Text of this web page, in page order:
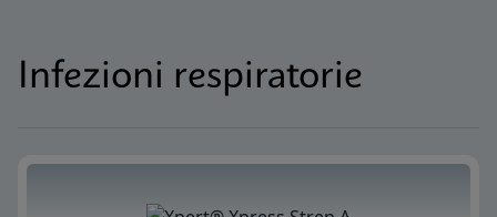
Infezioni respiratorie